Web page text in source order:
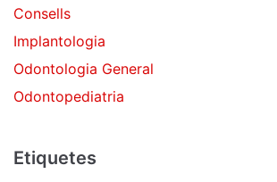
Consells
Implantologia
Odontologia General
Odontopediatria
Etiquetes